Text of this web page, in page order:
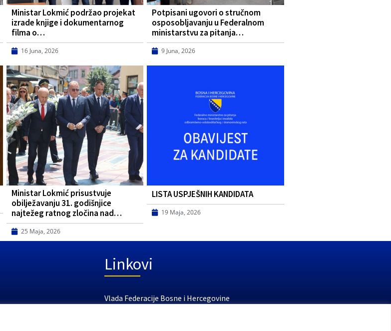
Ministar Lokmić podržao projekat
izrade knjige i dokumentarnog
filma o…
16 Juna, 2026
Potpisani ugovori o stručnom
osposobljavanju u Federalnom
ministarstvu za pitanja…
9 Juna, 2026
Ministar Lokmić prisustvuje
obilježavanju 31. godišnjice
najtežeg ratnog zločina nad…
25 Maja, 2026
LISTA USPJEŠNIH KANDIDATA
19 Maja, 2026
Linkovi
Vlada Federacije Bosne i Hercegovine